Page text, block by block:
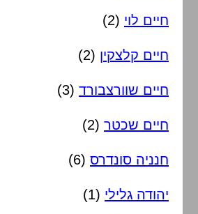
חיים לוי (2)
חיים קלצקין (2)
חיים שוורצבורד (3)
חיים שכטר (2)
חנניה סונדרס (6)
יהודה גלילי (1)